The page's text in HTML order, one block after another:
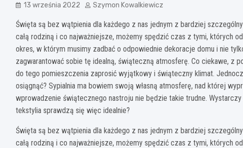
13 września 2022 Szymon Kowalkiewicz
Święta są bez wątpienia dla każdego z nas jednym z bardziej
całą rodziną i co najważniejsze, możemy spędzić czas z tymi, których
okres, w którym musimy zadbać o odpowiednie dekoracje domu i nie
zagwarantować sobie tę idealną, świąteczną atmosferę. Co ciekawe, z
do tego pomieszczenia zaprosić wyjątkowy i świąteczny klimat.
osiągnąć? Sypialnia ma bowiem swoją własną atmosferę, nad której
wprowadzenie świątecznego nastroju nie będzie takie trudne.
tekstylia sprawdzą się więc idealnie?
Święta są bez wątpienia dla każdego z nas jednym z bardziej
całą rodziną i co najważniejsze, możemy spędzić czas z tymi, których